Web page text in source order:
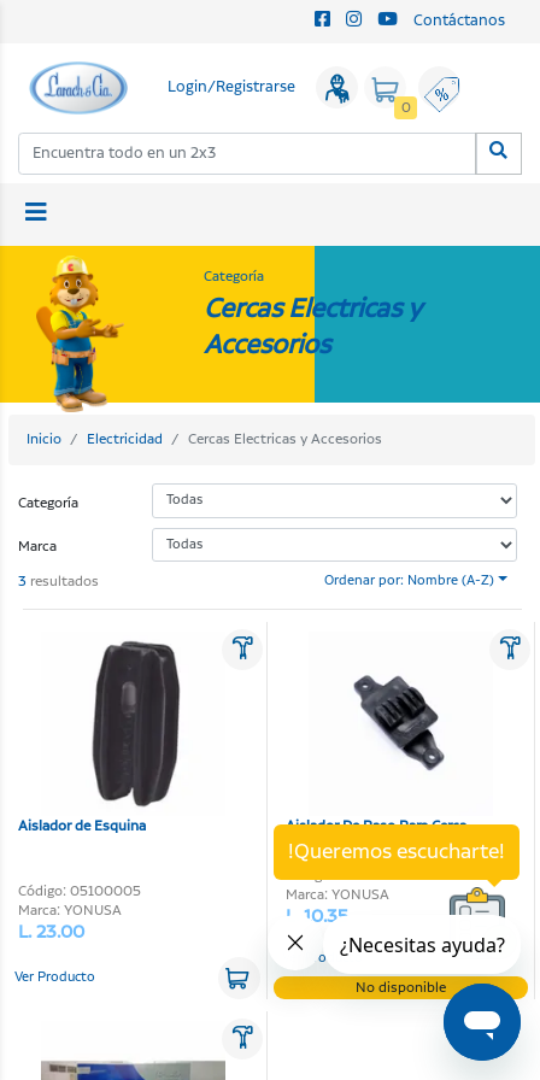
Contáctanos
Login/Registrarse
0
Categoría
Cercas Electricas y
Accesorios
Inicio Electricidad Cercas Electricas y Accesorios
Categoría
Marca
3 resultados Ordenar por: Nombre (A-Z)
Aislador de Esquina
Código: 05100005
Marca: YONUSA
L. 23.00
Ver Producto
Aislador De Paso Para Cerca
Electrica Yonusa
Código: 05100006
Marca: YONUSA
L. 10.35
Ver Producto
No disponible
!Queremos escucharte!